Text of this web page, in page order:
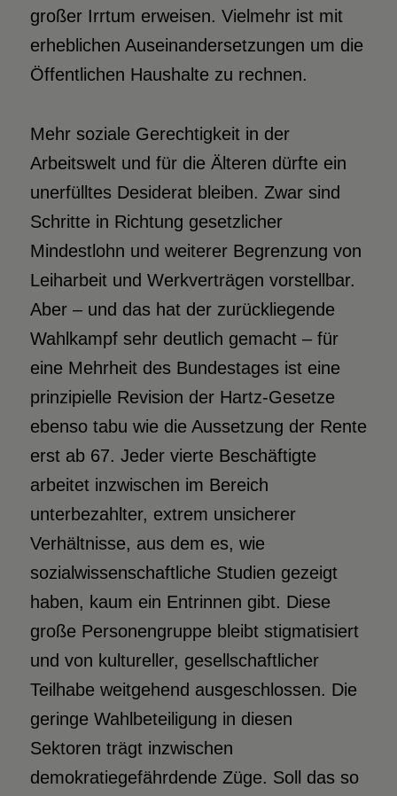
großer Irrtum erweisen. Vielmehr ist mit
erheblichen Auseinandersetzungen um die
Öffentlichen Haushalte zu rechnen.
Mehr soziale Gerechtigkeit in der
Arbeitswelt und für die Älteren dürfte ein
unerfülltes Desiderat bleiben. Zwar sind
Schritte in Richtung gesetzlicher
Mindestlohn und weiterer Begrenzung von
Leiharbeit und Werkverträgen vorstellbar.
Aber – und das hat der zurückliegende
Wahlkampf sehr deutlich gemacht – für
eine Mehrheit des Bundestages ist eine
prinzipielle Revision der Hartz-Gesetze
ebenso tabu wie die Aussetzung der Rente
erst ab 67. Jeder vierte Beschäftigte
arbeitet inzwischen im Bereich
unterbezahlter, extrem unsicherer
Verhältnisse, aus dem es, wie
sozialwissenschaftliche Studien gezeigt
haben, kaum ein Entrinnen gibt. Diese
große Personengruppe bleibt stigmatisiert
und von kultureller, gesellschaftlicher
Teilhabe weitgehend ausgeschlossen. Die
geringe Wahlbeteiligung in diesen
Sektoren trägt inzwischen
demokratiegefährdende Züge. Soll das so